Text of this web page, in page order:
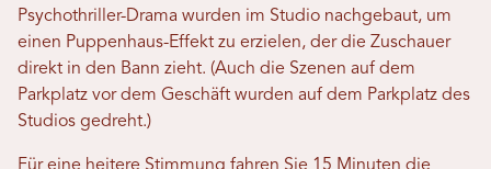
Psychothriller-Drama wurden im Studio nachgebaut, um
einen Puppenhaus-Effekt zu erzielen, der die Zuschauer
direkt in den Bann zieht. (Auch die Szenen auf dem
Parkplatz vor dem Geschäft wurden auf dem Parkplatz des
Studios gedreht.)